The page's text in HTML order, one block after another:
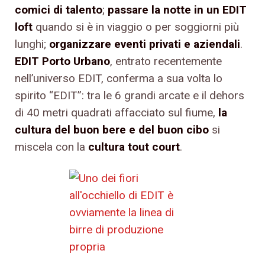
comici di talento; passare la notte in un EDIT
loft quando si è in viaggio o per soggiorni più
lunghi; organizzare eventi privati e aziendali.
EDIT Porto Urbano, entrato recentemente
nell’universo EDIT, conferma a sua volta lo
spirito “EDIT”: tra le 6 grandi arcate e il dehors
di 40 metri quadrati affacciato sul fiume, la
cultura del buon bere e del buon cibo si
miscela con la cultura tout court.